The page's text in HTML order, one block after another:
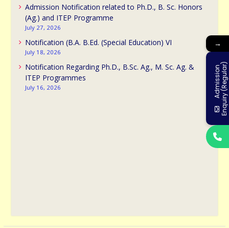
Admission Notification related to Ph.D., B. Sc. Honors
(Ag.) and ITEP Programme
July 27, 2026
Notification (B.A. B.Ed. (Special Education) VI
July 18, 2026
Notification Regarding Ph.D., B.Sc. Ag., M. Sc. Ag. &
ITEP Programmes
July 16, 2026
→
A
d
m
i
s
s
i
o
n
E
n
q
u
i
r
y
(
R
e
g
u
l
a
r)